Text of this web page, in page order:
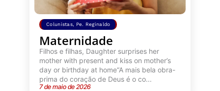
Colunistas, Pe. Reginaldo
Maternidade
Filhos e filhas, Daughter surprises her
mother with present and kiss on mother’s
day or birthday at home“A mais bela obra-
prima do coração de Deus é o co...
7 de maio de 2026